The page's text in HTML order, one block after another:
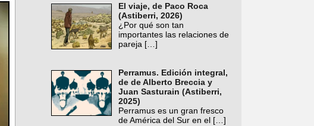
El viaje, de Paco Roca
(Astiberri, 2026)
¿Por qué son tan
importantes las relaciones de
pareja […]
Perramus. Edición integral,
de de Alberto Breccia y
Juan Sasturain (Astiberri,
2025)
Perramus es un gran fresco
de América del Sur en el […]